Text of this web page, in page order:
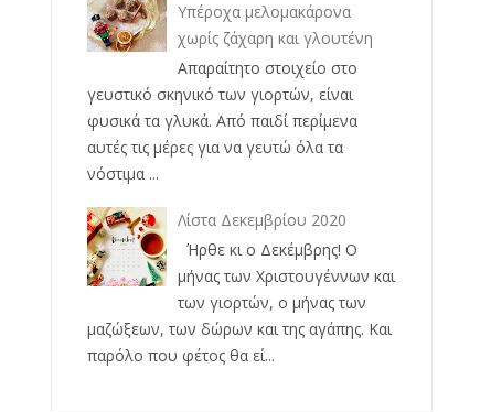
Υπέροχα μελομακάρονα
χωρίς ζάχαρη και γλουτένη
Απαραίτητο στοιχείο στο
γευστικό σκηνικό των γιορτών, είναι
φυσικά τα γλυκά. Από παιδί περίμενα
αυτές τις μέρες για να γευτώ όλα τα
νόστιμα ...
Λίστα Δεκεμβρίου 2020
Ήρθε κι ο Δεκέμβρης! Ο
μήνας των Χριστουγέννων και
των γιορτών, ο μήνας των
μαζώξεων, των δώρων και της αγάπης. Και
παρόλο που φέτος θα εί...